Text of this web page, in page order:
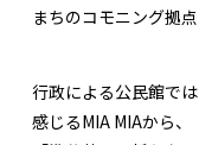
まちのコモニング拠点
行政による公民館で
感じるMIA MIAから、